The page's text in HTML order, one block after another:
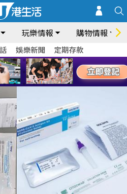
玩樂情報 購物情報
娛樂新聞 定期存款